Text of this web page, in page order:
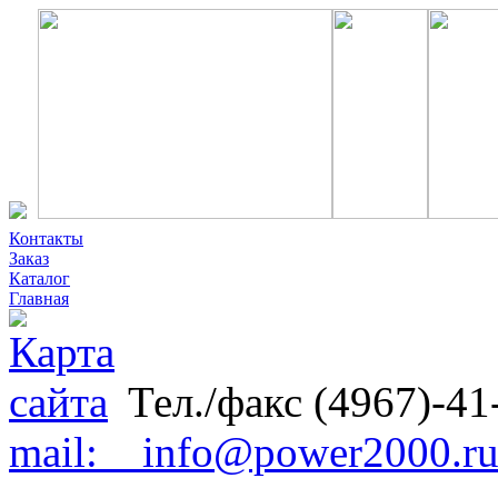
Контакты
Заказ
Каталог
Главная
Тел./факс (4967)-
mail: info@power2000.ru